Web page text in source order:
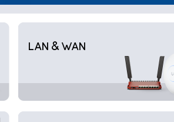
LAN & WAN